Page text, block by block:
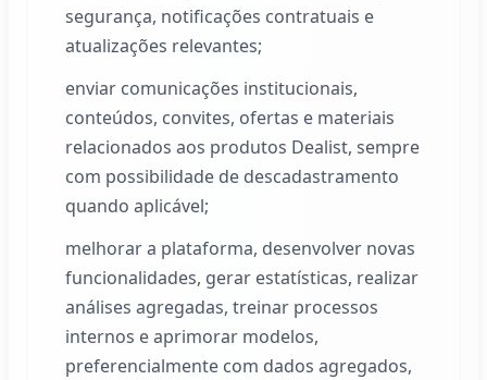
segurança, notificações contratuais e
atualizações relevantes;
enviar comunicações institucionais,
conteúdos, convites, ofertas e materiais
relacionados aos produtos Dealist, sempre
com possibilidade de descadastramento
quando aplicável;
melhorar a plataforma, desenvolver novas
funcionalidades, gerar estatísticas, realizar
análises agregadas, treinar processos
internos e aprimorar modelos,
preferencialmente com dados agregados,